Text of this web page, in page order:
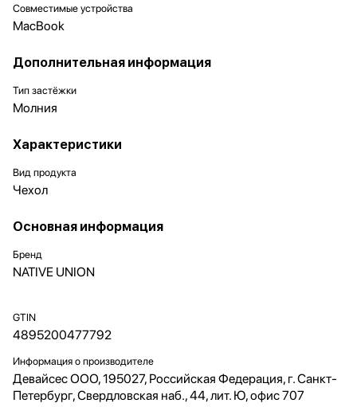
Совместимые устройства
MacBook
Дополнительная информация
Тип застёжки
Молния
Характеристики
Вид продукта
Чехол
Основная информация
Бренд
NATIVE UNION
GTIN
4895200477792
Информация о производителе
Девайсес ООО, 195027, Российская Федерация, г. Санкт-
Петербург, Свердловская наб., 44, лит. Ю, офис 707